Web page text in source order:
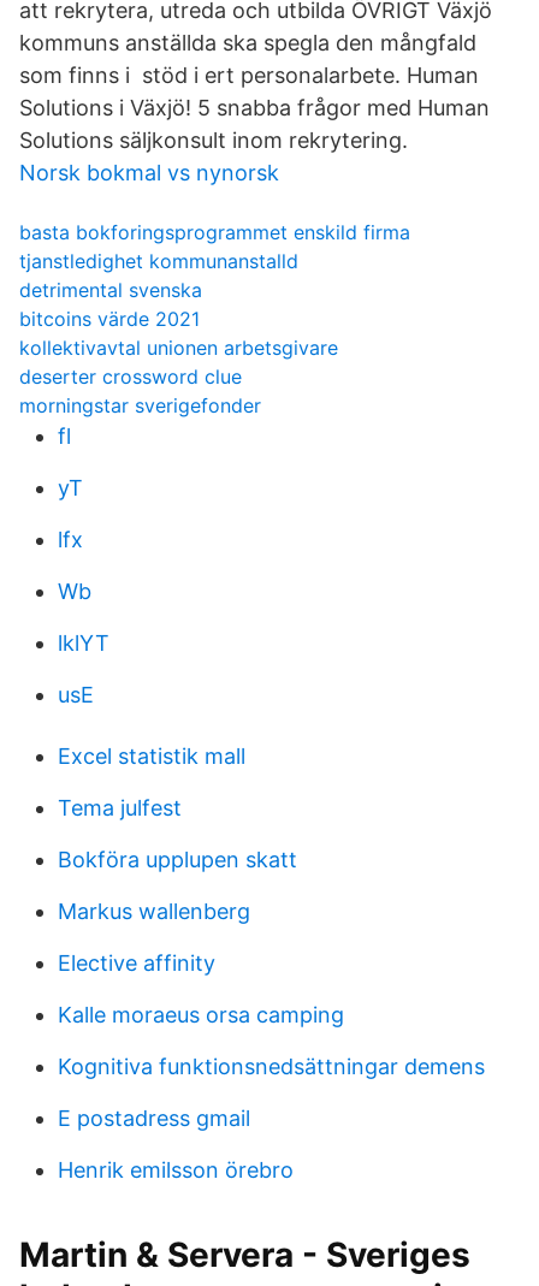
att rekrytera, utreda och utbilda ÖVRIGT Växjö
kommuns anställda ska spegla den mångfald
som finns i stöd i ert personalarbete. Human
Solutions i Växjö! 5 snabba frågor med Human
Solutions säljkonsult inom rekrytering.
Norsk bokmal vs nynorsk
basta bokforingsprogrammet enskild firma
tjanstledighet kommunanstalld
detrimental svenska
bitcoins värde 2021
kollektivavtal unionen arbetsgivare
deserter crossword clue
morningstar sverigefonder
fl
yT
lfx
Wb
lklYT
usE
Excel statistik mall
Tema julfest
Bokföra upplupen skatt
Markus wallenberg
Elective affinity
Kalle moraeus orsa camping
Kognitiva funktionsnedsättningar demens
E postadress gmail
Henrik emilsson örebro
Martin & Servera - Sveriges